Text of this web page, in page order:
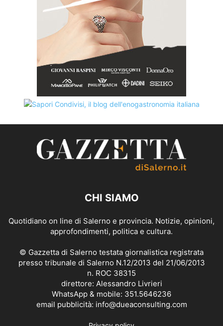
CHI SIAMO
Quotidiano on line di Salerno e provincia. Notizie, opinioni,
approfondimenti, politica e cultura.
© Gazzetta di Salerno testata giornalistica registrata
presso tribunale di Salerno N.12/2013 del 21/06/2013
n. ROC 38315
direttore: Alessandro Livrieri
WhatsApp & mobile: 351.5646236
email pubblicità: info@dueaconsulting.com